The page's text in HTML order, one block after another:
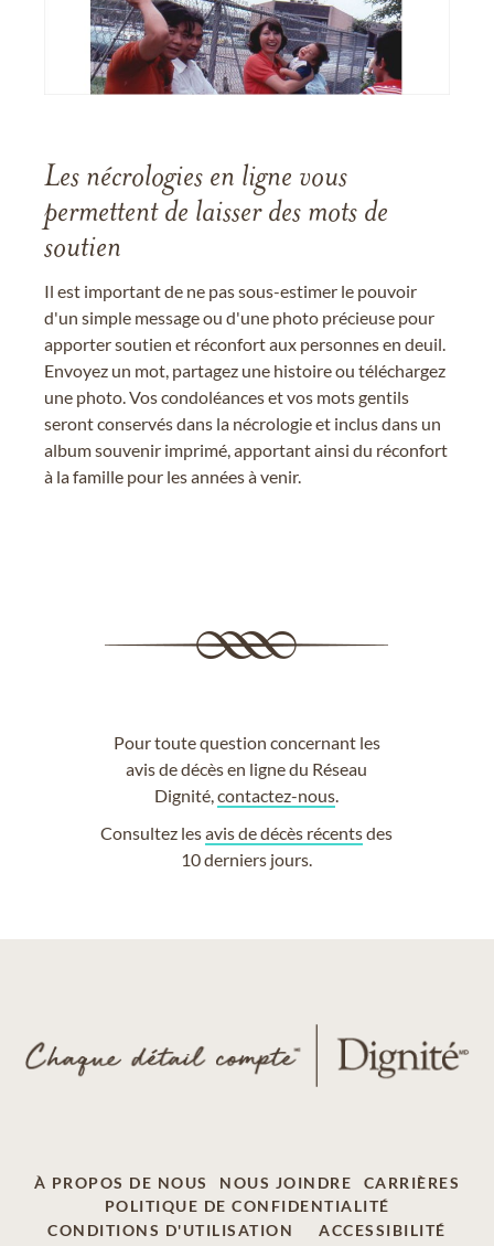
Les nécrologies en ligne vous
permettent de laisser des mots de
soutien
Il est important de ne pas sous-estimer le pouvoir
d'un simple message ou d'une photo précieuse pour
apporter soutien et réconfort aux personnes en deuil.
Envoyez un mot, partagez une histoire ou téléchargez
une photo. Vos condoléances et vos mots gentils
seront conservés dans la nécrologie et inclus dans un
album souvenir imprimé, apportant ainsi du réconfort
à la famille pour les années à venir.
Pour toute question concernant les
avis de décès en ligne du Réseau
Dignité,contactez-nous
Consultez lesavis de décès récentsdes
10 derniers jours.
À PROPOS DE NOUS NOUS JOINDRE
CARRIÈRES
POLITIQUE DE CONFIDENTIALITÉ
CONDITIONS D'UTILISATION
ACCESSIBILITÉ